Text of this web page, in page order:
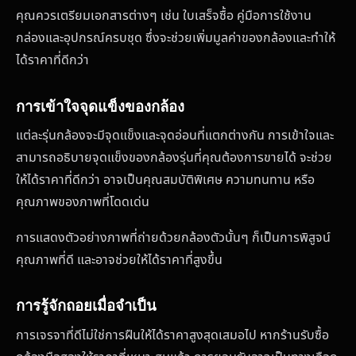
คุณควรเตรียมเอกสารต่างๆ เช่น ใบเสร็จซื้อ คู่มือการใช้งาน
กล่องและอุปกรณ์ครบชุด ซึ่งจะช่วยเพิ่มมูลค่าของกล้องและทำให้
ได้ราคาที่ดีกว่า
การเข้าใจจุดแข็งของกล้อง
แต่ละรุ่นกล้องจะมีจุดแข็งและจุดอ่อนที่แตกต่างกัน การเข้าใจและ
สามารถอธิบายจุดแข็งของกล้องรุ่นที่คุณต้องการขายได้ จะช่วย
ให้ได้ราคาที่ดีกว่า อาจเป็นคุณสมบัติพิเศษ ความทนทาน หรือ
คุณภาพของภาพที่โดดเด่น
การแสดงตัวอย่างภาพที่ถ่ายด้วยกล้องตัวนั้นๆ ก็เป็นการพิสูจน์
คุณภาพที่ดี และอาจช่วยให้ได้ราคาที่สูงขึ้น
การรู้จักถอยเมื่อจำเป็น
การเจรจาที่ดีไม่ใช่การฝืนให้ได้ราคาสูงสุดเสมอไป หากร้านรับซื้อ